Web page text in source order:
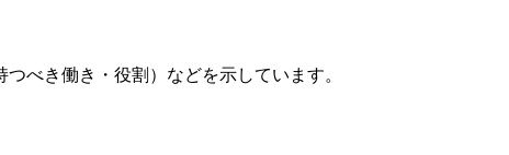
べき働き・役割）などを示しています。